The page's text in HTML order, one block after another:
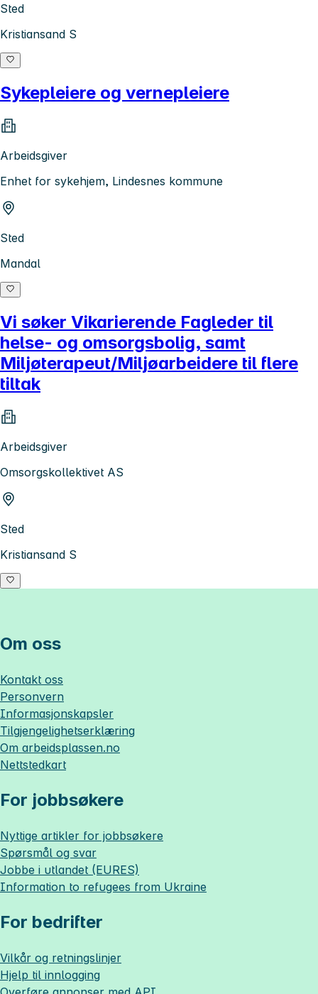
Sted
Kristiansand S
Sykepleiere og vernepleiere
Arbeidsgiver
Enhet for sykehjem, Lindesnes kommune
Sted
Mandal
Vi søker Vikarierende Fagleder til
helse- og omsorgsbolig, samt
Miljøterapeut/Miljøarbeidere til flere
tiltak
Arbeidsgiver
Omsorgskollektivet AS
Sted
Kristiansand S
Om oss
Kontakt oss
Personvern
Informasjonskapsler
Tilgjengelighetserklæring
Om arbeidsplassen.no
Nettstedkart
For jobbsøkere
Nyttige artikler for jobbsøkere
Spørsmål og svar
Jobbe i utlandet (EURES)
Information to refugees from Ukraine
For bedrifter
Vilkår og retningslinjer
Hjelp til innlogging